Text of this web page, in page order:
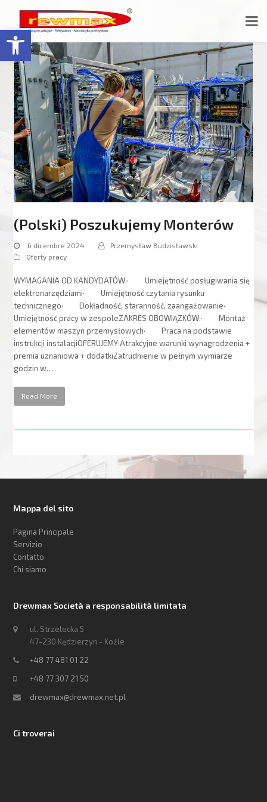
Open toolbar
(Polski) Poszukujemy Monterów
6 dicembre 2024
Przemysław Budzisławski
Oferty pracy
WYMAGANIA OD KANDYDATÓW:· Umiejętność posługiwania się
elektronarzędziami· Umiejętność czytania rysunku
technicznego· Dokładność, staranność, zaangażowanie·
Umiejętność pracy w zespoleZAKRES OBOWIĄZKÓW:· Montaż
elementów maszyn przemysłowych· Praca na podstawie
instrukcji instalacjiOFERUJEMY:Atrakcyjne warunki wynagrodzenia +
premia uznaniowa + dodatkiZatrudnienie w pełnym wymiarze
godzin w…
Read More
Mappa del sito
Pagina Principale
Servizio
Contatto
Chi siamo
Drewmax Società a responsabilità limitata
ul. Strzelecka 5
47-230 Kędzierzyn - Koźle
+48 77 481 01 22
+48 77 307 21 50
drewmax@drewmax.net.pl
Ci troverai